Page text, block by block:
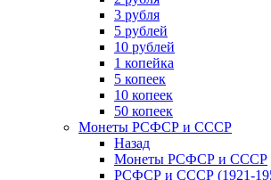
3 рубля
5 рублей
10 рублей
1 копейка
5 копеек
10 копеек
50 копеек
Монеты РСФСР и СССР
Назад
Монеты РСФСР и СССР
РСФСР и СССР (1921-